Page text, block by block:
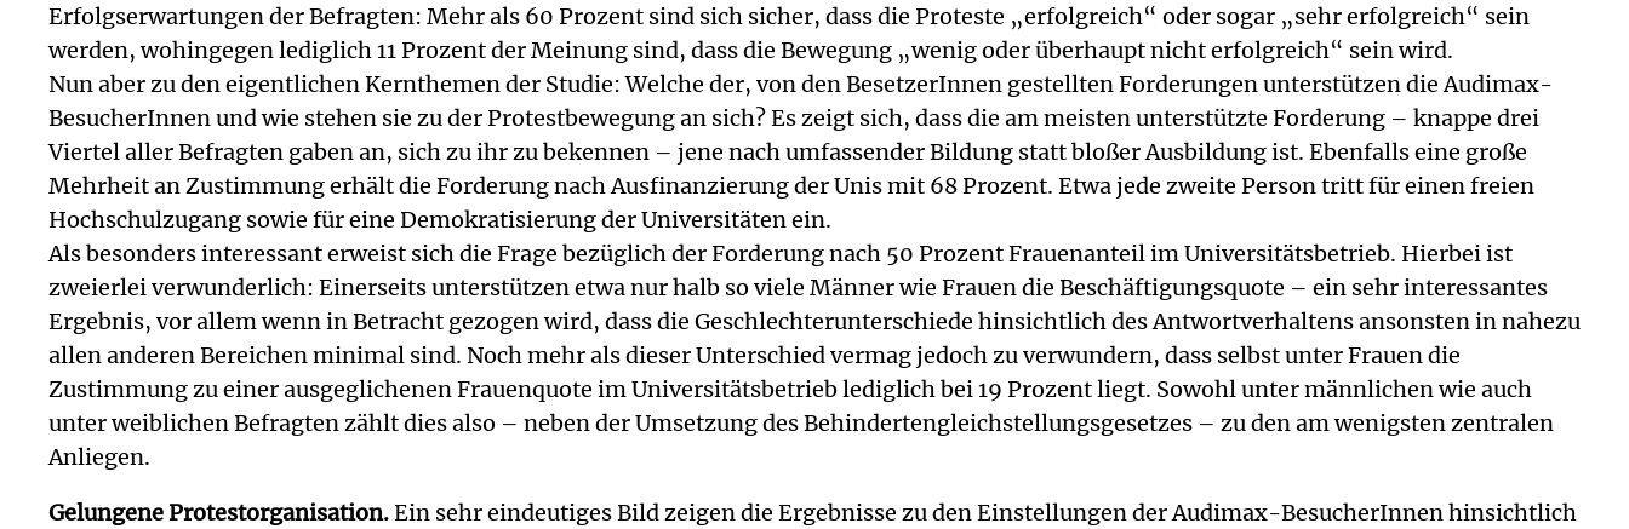
Erfolgserwartungen der Befragten: Mehr als 60 Prozent sind sich sicher, dass die Proteste „erfolgreich“ oder sogar „sehr erfolgreich“ sein
werden, wohingegen lediglich 11 Prozent der Meinung sind, dass die Bewegung „wenig oder überhaupt nicht erfolgreich“ sein wird.
Nun aber zu den eigentlichen Kernthemen der Studie: Welche der, von den BesetzerInnen gestellten Forderungen unterstützen die Audimax-
BesucherInnen und wie stehen sie zu der Protestbewegung an sich? Es zeigt sich, dass die am meisten unterstützte Forderung – knappe drei
Viertel aller Befragten gaben an, sich zu ihr zu bekennen – jene nach umfassender Bildung statt bloßer Ausbildung ist. Ebenfalls eine große
Mehrheit an Zustimmung erhält die Forderung nach Ausfinanzierung der Unis mit 68 Prozent. Etwa jede zweite Person tritt für einen freien
Hochschulzugang sowie für eine Demokratisierung der Universitäten ein.
Als besonders interessant erweist sich die Frage bezüglich der Forderung nach 50 Prozent Frauenanteil im Universitätsbetrieb. Hierbei ist
zweierlei verwunderlich: Einerseits unterstützen etwa nur halb so viele Männer wie Frauen die Beschäftigungsquote – ein sehr interessantes
Ergebnis, vor allem wenn in Betracht gezogen wird, dass die Geschlechterunterschiede hinsichtlich des Antwortverhaltens ansonsten in nahezu
allen anderen Bereichen minimal sind. Noch mehr als dieser Unterschied vermag jedoch zu verwundern, dass selbst unter Frauen die
Zustimmung zu einer ausgeglichenen Frauenquote im Universitätsbetrieb lediglich bei 19 Prozent liegt. Sowohl unter männlichen wie auch
unter weiblichen Befragten zählt dies also – neben der Umsetzung des Behindertengleichstellungsgesetzes – zu den am wenigsten zentralen
Anliegen.
Gelungene Protestorganisation.Ein sehr eindeutiges Bild zeigen die Ergebnisse zu den Einstellungen der Audimax-BesucherInnen hinsichtlich